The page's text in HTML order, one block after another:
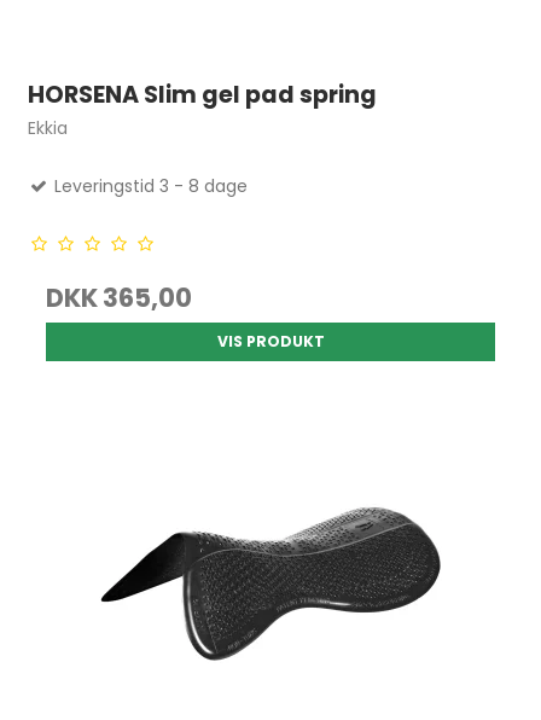
HORSENA Slim gel pad spring
Ekkia
Leveringstid 3 - 8 dage
DKK 365,00
VIS PRODUKT